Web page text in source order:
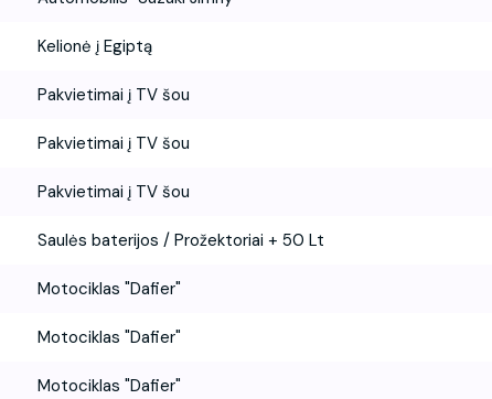
Kelionė į Egiptą
Pakvietimai į TV šou
Pakvietimai į TV šou
Pakvietimai į TV šou
Saulės baterijos / Prožektoriai + 50 Lt
Motociklas "Dafier"
Motociklas "Dafier"
Motociklas "Dafier"